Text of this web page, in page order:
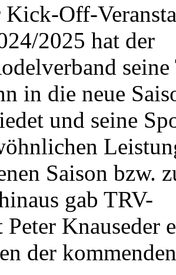
Kick-Off-
2025 hat der
in die neue
und seine
Saison bzw.
gab TRV-
Peter
der kommenden